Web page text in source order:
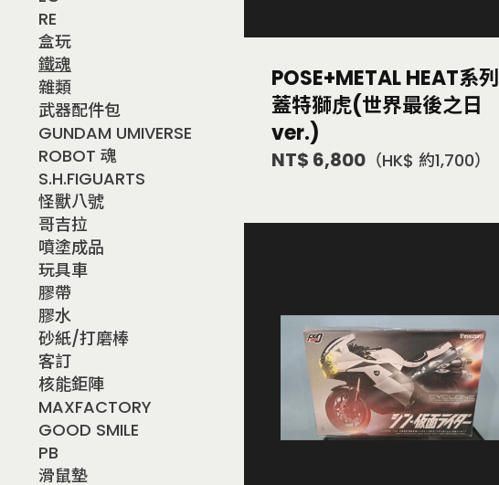
RE
盒玩
鐵魂
雜類
武器配件包
GUNDAM UMIVERSE
ROBOT 魂
S.H.FIGUARTS
怪獸八號
哥吉拉
噴塗成品
玩具車
膠帶
膠水
砂紙/打磨棒
客訂
核能鉅陣
MAXFACTORY
GOOD SMILE
PB
滑鼠墊
POSE+METAL HEAT系列
蓋特獅虎(世界最後之日
ver.)
NT$ 6,800 （HK$ 約1,700）